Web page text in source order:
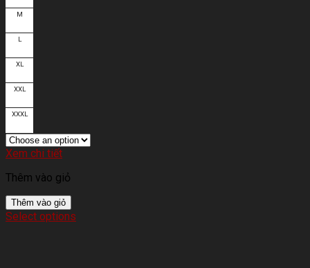
M
L
XL
XXL
XXXL
Xem chi tiết
Thêm vào giỏ
Thêm vào giỏ
Select options